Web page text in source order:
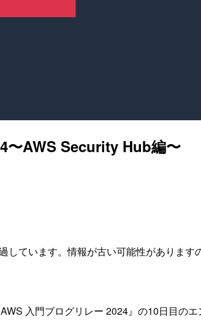
〜AWS Security Hub編〜
しています。情報が古い可能性があります
入門ブログリレー 2024』の10日目のエ